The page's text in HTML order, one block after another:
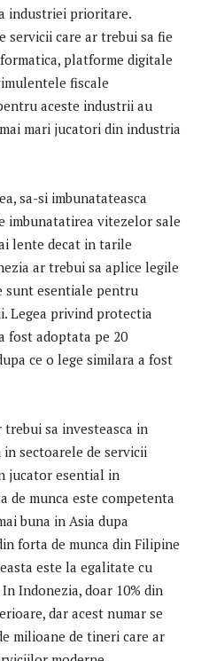
industriei prioritare.
servicii care ar trebui sa fie
platforme digitale
fiscale
aceste industrii au
mari jucatori din industria
sa-si imbunatateasca
imbunatatirea vitezelor sale
lente decat in ​​tarile
ar trebui sa aplice legile
sunt esentiale pentru
Legea privind protectia
fost adoptata pe 20
ce o lege similara a fost
sa investeasca in
sectoarele de servicii
jucator esential in
de munca este competenta
buna in Asia dupa
forta de munca din Filipine
este la egalitate cu
Indonezia, doar 10% din
dar acest numar se
milioane de tineri care ar